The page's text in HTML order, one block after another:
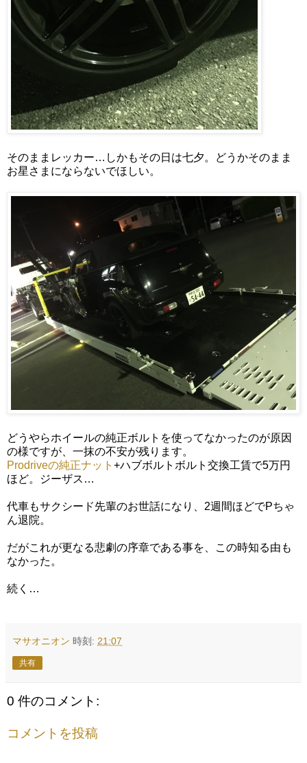
そのままレッカー…しかもその日は七夕。どうかそのまま
お星さまにならないでほしい。
どうやらホイールの純正ボルトを使ってなかったのが原因
の様ですが、一抹の不安が残ります。
Prodriveの純正ナット +ハブボルトボルト交換工賃で5万円
ほど。ジーザス…
代車もサクシード先輩のお世話になり、2週間ほどでPちゃ
ん退院。
だがこれが更なる悲劇の序章である事を、この時知る由も
なかった。
続く…
マサオニオン 時刻: 21:07
共有
0 件のコメント:
コメントを投稿